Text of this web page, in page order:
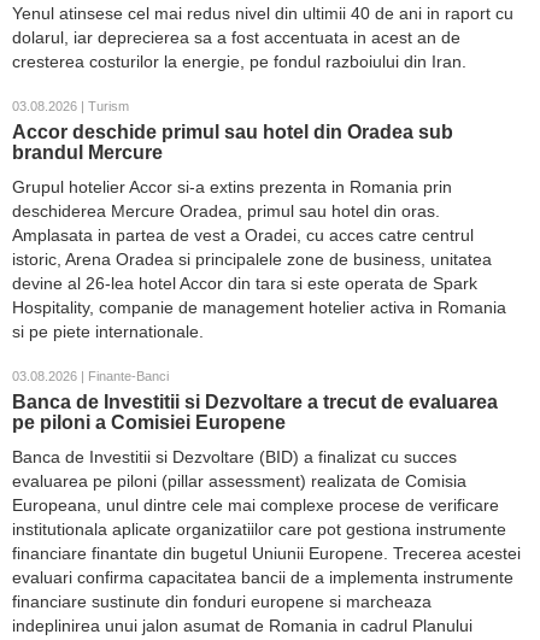
Yenul atinsese cel mai redus nivel din ultimii 40 de ani in raport cu
dolarul, iar deprecierea sa a fost accentuata in acest an de
cresterea costurilor la energie, pe fondul razboiului din Iran.
03.08.2026 | Turism
Accor deschide primul sau hotel din Oradea sub
brandul Mercure
Grupul hotelier Accor si-a extins prezenta in Romania prin
deschiderea Mercure Oradea, primul sau hotel din oras.
Amplasata in partea de vest a Oradei, cu acces catre centrul
istoric, Arena Oradea si principalele zone de business, unitatea
devine al 26-lea hotel Accor din tara si este operata de Spark
Hospitality, companie de management hotelier activa in Romania
si pe piete internationale.
03.08.2026 | Finante-Banci
Banca de Investitii si Dezvoltare a trecut de evaluarea
pe piloni a Comisiei Europene
Banca de Investitii si Dezvoltare (BID) a finalizat cu succes
evaluarea pe piloni (pillar assessment) realizata de Comisia
Europeana, unul dintre cele mai complexe procese de verificare
institutionala aplicate organizatiilor care pot gestiona instrumente
financiare finantate din bugetul Uniunii Europene. Trecerea acestei
evaluari confirma capacitatea bancii de a implementa instrumente
financiare sustinute din fonduri europene si marcheaza
indeplinirea unui jalon asumat de Romania in cadrul Planului